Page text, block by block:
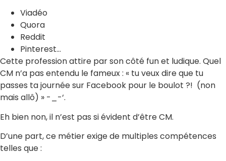
Viadéo
Quora
Reddit
Pinterest…
Cette profession attire par son côté fun et ludique. Quel
CM n’a pas entendu le fameux : « tu veux dire que tu
passes ta journée sur Facebook pour le boulot ?! (non
mais allô) » -_-‘.
Eh bien non, il n’est pas si évident d’être CM.
D’une part, ce métier exige de multiples compétences
telles que :